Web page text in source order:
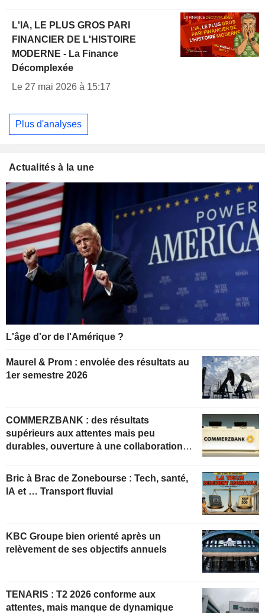
L'IA, LE PLUS GROS PARI
FINANCIER DE L'HISTOIRE
MODERNE - La Finance
Décomplexée
Le 27 mai 2026 à 15:17
Plus d'analyses
Actualités à la une
L'âge d'or de l'Amérique ?
Maurel & Prom : envolée des résultats au
1er semestre 2026
COMMERZBANK : des résultats
supérieurs aux attentes mais peu
durables, ouverture à une collaboration
Bric à Brac de Zonebourse : Tech, santé,
IA et … Transport fluvial
KBC Groupe bien orienté après un
relèvement de ses objectifs annuels
TENARIS : T2 2026 conforme aux
attentes, mais manque de dynamique